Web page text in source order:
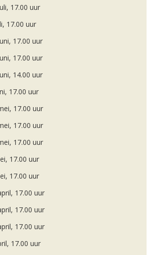
17.00 uur
17.00 uur
17.00 uur
17.00 uur
14.00 uur
17.00 uur
17.00 uur
17.00 uur
17.00 uur
17.00 uur
17.00 uur
17.00 uur
17.00 uur
17.00 uur
17.00 uur